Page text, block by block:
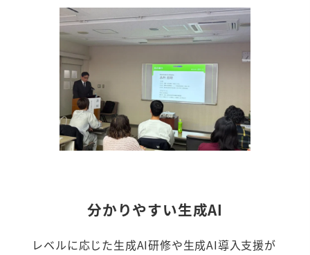
分かりやすい生成AI
レベルに応じた生成AI研修や生成AI導入支援が